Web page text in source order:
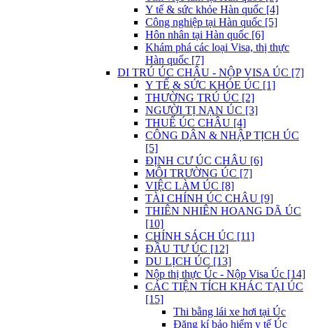
Y tế & sức khỏe Hàn quốc [4]
Công nghiệp tại Hàn quốc [5]
Hôn nhân tại Hàn quốc [6]
Khám phá các loại Visa, thị thực
Hàn quốc [7]
DI TRÚ ÚC CHÂU - NỘP VISA ÚC [7]
Y TẾ & SỨC KHỎE ÚC [1]
THƯỜNG TRÚ ÚC [2]
NGƯỜI TỊ NẠN ÚC [3]
THUẾ ÚC CHÂU [4]
CÔNG DÂN & NHẬP TỊCH ÚC
[5]
ĐỊNH CƯ ÚC CHÂU [6]
MÔI TRƯỜNG ÚC [7]
VIỆC LÀM ÚC [8]
TÀI CHÍNH ÚC CHÂU [9]
THIÊN NHIÊN HOANG DÃ ÚC
[10]
CHÍNH SÁCH ÚC [11]
ĐẦU TƯ ÚC [12]
DU LỊCH ÚC [13]
Nộp thị thực Úc - Nộp Visa Úc [14]
CÁC TIỆN TÍCH KHÁC TẠI ÚC
[15]
Thi bằng lái xe hơi tại Úc
Đăng kí bảo hiểm y tế Úc